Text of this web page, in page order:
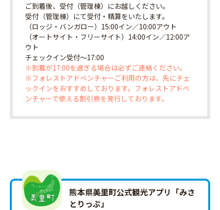
ご到着後、受付（管理棟）にお越しください。
受付（管理棟）にて受付・精算をいたします。
（ロッジ・バンガロー）15:00イン／10:00アウト
（オートサイト・フリーサイト）14:00イン／12:00ア
ウト
チェックイン受付〜17:00
※到着が17:00を過ぎる場合は必ずご連絡ください。
※フォレストアドベンチャーご利用の方は、先にチェ
ックインをおすすめしております。フォレストアドベ
ンチャーで使える割引券を発行しております。
熊本県美里町公式観光アプリ「みさ
とりっ‪ぷ‬」